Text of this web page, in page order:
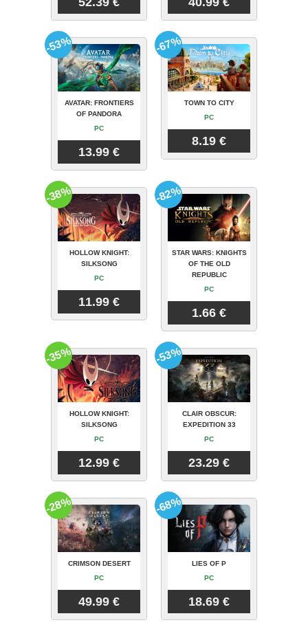
AVATAR: FRONTIERS
OF PANDORA
PC
13.99 €
-53%
TOWN TO CITY
PC
8.19 €
-67%
HOLLOW KNIGHT:
SILKSONG
PC
11.99 €
-38%
STAR WARS: KNIGHTS
OF THE OLD
REPUBLIC
PC
1.66 €
-82%
HOLLOW KNIGHT:
SILKSONG
PC
12.99 €
-35%
CLAIR OBSCUR:
EXPEDITION 33
PC
23.29 €
-53%
CRIMSON DESERT
PC
49.99 €
-28%
LIES OF P
PC
18.69 €
-68%